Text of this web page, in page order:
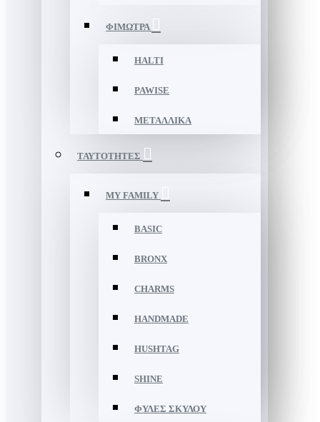
ΦΙΜΩΤΡΑ
HALTI
PAWISE
ΜΕΤΑΛΛΙΚΑ
ΤΑΥΤΟΤΗΤΕΣ
MY FAMILY
BASIC
BRONX
CHARMS
HANDMADE
HUSHTAG
SHINE
ΦΥΛΕΣ ΣΚΥΛΟΥ